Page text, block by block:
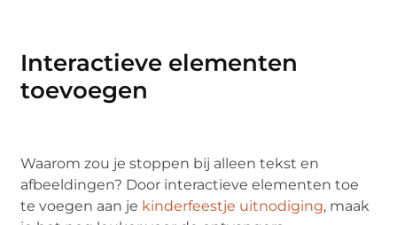
Interactieve elementen
toevoegen
Waarom zou je stoppen bij alleen tekst en
afbeeldingen? Door interactieve elementen toe
te voegen aan je kinderfeestje uitnodiging, maak